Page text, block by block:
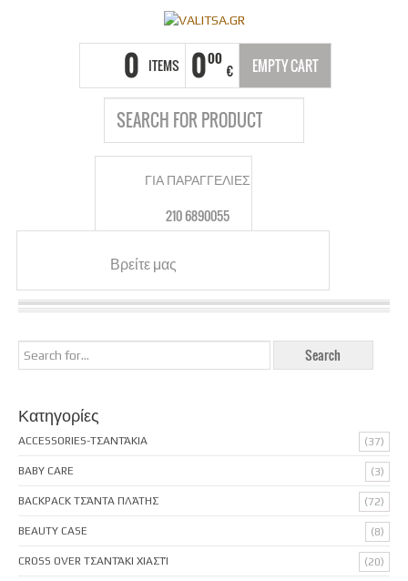
0 ITEMS 000
€ EMPTY CART
ΓΙΑ ΠΑΡΑΓΓΕΛΙΕΣ
210 6890055
Βρείτε μας
Κατηγορίες
ACCESSORIES-ΤΣΑΝΤΆΚΙΑ (37)
BABY CARE (3)
BACKPACK ΤΣΆΝΤΑ ΠΛΆΤΗΣ (72)
BEAUTY CASE (8)
CROSS OVER ΤΣΑΝΤΆΚΙ ΧΙΑΣΤΊ (20)